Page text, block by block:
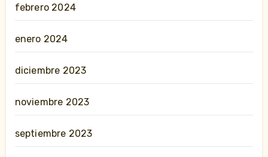
febrero 2024
enero 2024
diciembre 2023
noviembre 2023
septiembre 2023